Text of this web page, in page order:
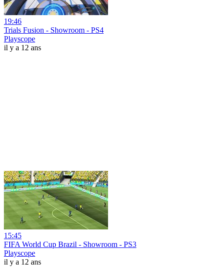
19:46
Trials Fusion - Showroom - PS4
Playscope
il y a 12 ans
15:45
FIFA World Cup Brazil - Showroom - PS3
Playscope
il y a 12 ans